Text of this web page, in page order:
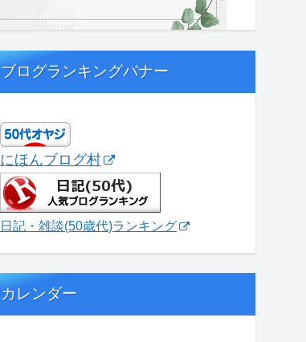
ブログランキングバナー
にほんブログ村
日記・雑談(50歳代)ランキング
カレンダー